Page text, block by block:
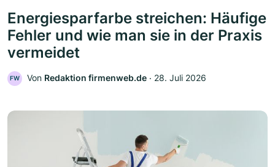
Energiesparfarbe streichen: Häufige
Fehler und wie man sie in der Praxis
vermeidet
FW Von Redaktion firmenweb.de ‧ 28. Juli 2026